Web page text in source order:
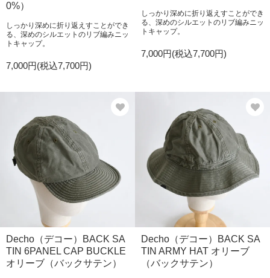
0%）
しっかり深めに折り返えすことができ
る、深めのシルエットのリブ編みニッ
トキャップ。
7,000円(税込7,700円)
しっかり深めに折り返えすことができ
る、深めのシルエットのリブ編みニッ
トキャップ。
7,000円(税込7,700円)
Decho（デコー）BACK SA
TIN 6PANEL CAP BUCKLE
オリーブ（バックサテン）
Decho（デコー）BACK SA
TIN ARMY HAT オリーブ
（バックサテン）